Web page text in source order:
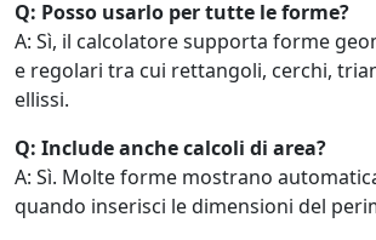
Q: Posso usarlo per tutte le forme?
A: Sì, il calcolatore supporta forme
e regolari tra cui rettangoli, cerchi,
ellissi.
Q: Include anche calcoli di area?
A: Sì. Molte forme mostrano
quando inserisci le dimensioni del